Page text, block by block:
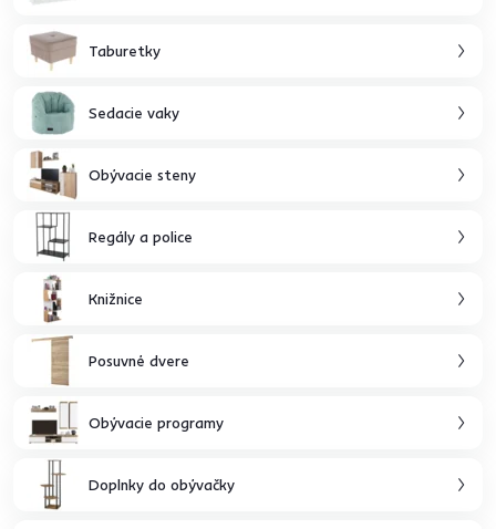
Taburetky
Sedacie vaky
Obývacie steny
Regály a police
Knižnice
Posuvné dvere
Obývacie programy
Doplnky do obývačky